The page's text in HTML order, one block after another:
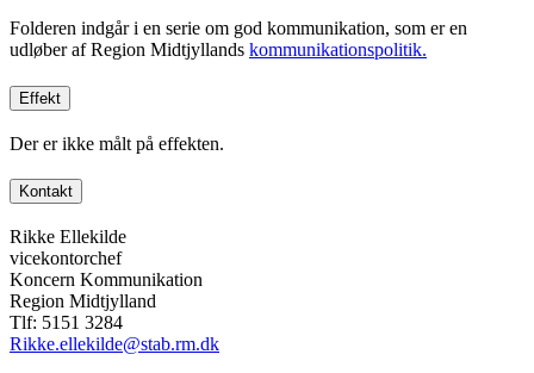
Folderen indgår i en serie om god kommunikation, som er en
udløber af Region Midtjyllands kommunikationspolitik.
Effekt
Der er ikke målt på effekten.
Kontakt
Rikke Ellekilde
vicekontorchef
Koncern Kommunikation
Region Midtjylland
Tlf: 5151 3284
Rikke.ellekilde@stab.rm.dk